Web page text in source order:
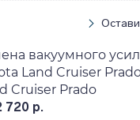
вакуумного
Land Cruiser
Cruiser Prado
720 р.